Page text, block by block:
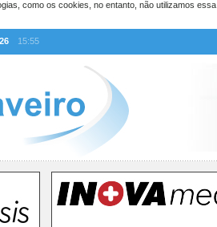
como os cookies, no entanto, não utilizamos
15:55